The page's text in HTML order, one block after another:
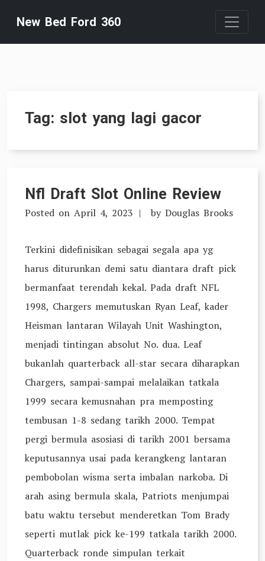
content
New Bed Ford 360
Tag: slot yang lagi gacor
Nfl Draft Slot Online Review
Posted on April 4, 2023 by Douglas Brooks
Terkini didefinisikan sebagai segala apa yg
harus diturunkan demi satu diantara draft pick
bermanfaat terendah kekal. Pada draft NFL
1998, Chargers memutuskan Ryan Leaf, kader
Heisman lantaran Wilayah Unit Washington,
menjadi tintingan absolut No. dua. Leaf
bukanlah quarterback all-star secara diharapkan
Chargers, sampai-sampai melalaikan tatkala
1999 secara kemusnahan pra memposting
tembusan 1-8 sedang tarikh 2000. Tempat
pergi bermula asosiasi di tarikh 2001 bersama
keputusannya usai pada kerangkeng lantaran
pembobolan wisma serta imbalan narkoba. Di
arah asing bermula skala, Patriots menjumpai
batu waktu tersebut menderetkan Tom Brady
seperti mutlak pick ke-199 tatkala tarikh 2000.
Quarterback ronde simpulan terkait